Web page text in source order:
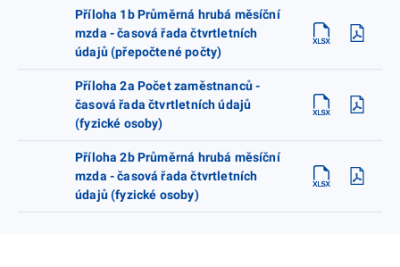
Příloha 1b Průměrná hrubá měsíční
mzda - časová řada čtvrtletních
údajů (přepočtené počty)
Příloha 2a Počet zaměstnanců -
časová řada čtvrtletních údajů
(fyzické osoby)
Příloha 2b Průměrná hrubá měsíční
mzda - časová řada čtvrtletních
údajů (fyzické osoby)